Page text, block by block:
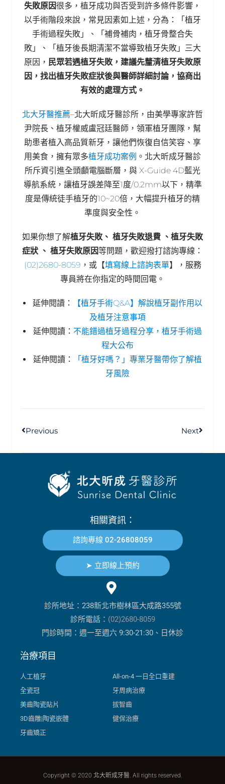
失敗原因很多，植牙成功與否受到許多條件影響，
以手術階段來說，常見因素如上述，分為：「植牙
手術過程失敗」、「補骨補肉，植牙骨整合失
敗」、「植牙後長期清潔不當導致植牙失敗」三大
原因， 民眾若遇植牙失敗，建議先釐清植牙失敗原
因，找出植牙失敗症狀後與醫師詳細討論，協商出
有效的處理方式。
北大牙醫推薦–北大昕成牙醫診所，由美學專家許哲
尹院長、植牙權威盧冠廷醫師，領軍植牙團隊，幫
助患者植入高品質新牙，讓他們恢復自信笑容、享
用美食，擁有眾多植牙成功案例 。北大昕成牙醫診
所斥資引進全頭顱電腦斷層，與 X-Guide 4D藍光
導航系統，讓植牙誤差降至1度/0.2mm以下，精準
度是傳統徒手植牙的10~20倍，大幅提升植牙的精
準度與安全性。
如果你想了解植牙失敗、 植牙失敗退費 、植牙失敗
症狀 、 植牙失敗原因等問題，歡迎撥打諮詢專線：
(02)2680-8059 ，或【填寫線上諮詢表單】，服務
專員將在你指定的時間回電。
延伸閱讀：
【植牙手術Q&A】解說植牙副作用以
及植牙注意事項
延伸閱讀： 不能錯過植牙過程分享，植牙手術過
程大公布
延伸閱讀：
「植牙好嗎？」專業牙醫帶你了解植
牙風險
Previous Next
相關資訊：
諮詢專線 02-26808059
➤ 立即線上預約
診所地址：238新北市樹林區大成路355號
診所電話： (02)2680-8059
門診時間：週一至週六 9:30-21:30、日休診
治療項目
人工植牙
全瓷冠
美齒陶瓷貼片
3D齒雕|陶瓷嵌體
牙齒矯正
All-on-4 一日全口重建
牙周病治療
拔智齒
健保治療
Copyright © 2020 北大昕成牙醫. All rights reserved.